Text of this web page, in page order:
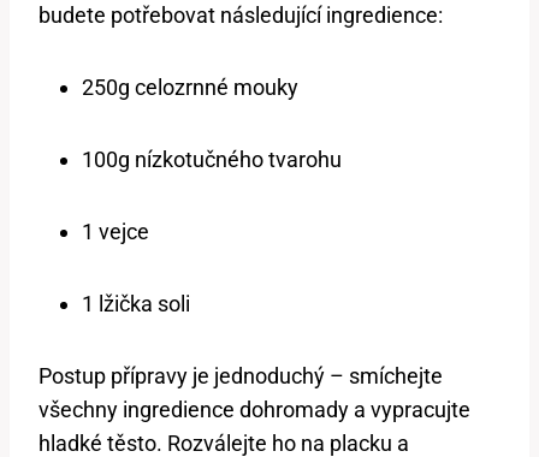
budete potřebovat následující ingredience:
250g celozrnné mouky
100g nízkotučného tvarohu
1 vejce
1 lžička soli
Postup přípravy je jednoduchý – smíchejte
všechny ingredience dohromady a vypracujte
hladké těsto. Rozválejte ho na placku a